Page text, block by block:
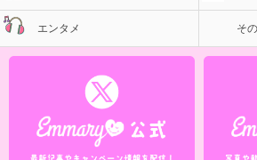
エンタメ そ